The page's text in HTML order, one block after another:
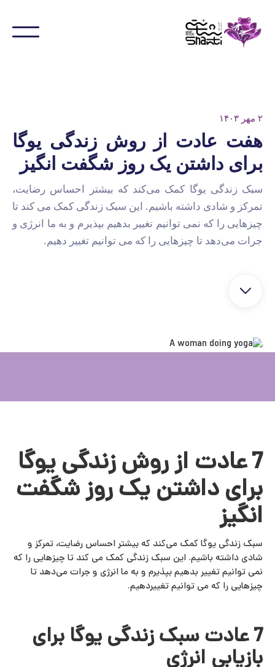
۲ مهر ۱۴۰۳
هفت عادت از روش زندگی یوگا
برای داشتن یک روز شگفت انگیز
سبک زندگی یوگا کمک می‌کند که بیشتر احساس رضایت،
تمرکز و شادی داشته باشیم. این سبک زندگی کمک می کند تا
چیزهایی را که نمی توانیم تغییر بدهیم بپذیرم و به ما انرژی و
جرات می‌دهد تا چیزهایی را که می توانیم تغییر دهیم.
7 عادت از روش زندگی یوگا
برای داشتن یک روز شگفت
انگیز
سبک زندگی یوگا کمک می‌کند که بیشتر احساس رضایت، تمرکز و
شادی داشته باشیم. این سبک زندگی کمک می کند تا چیزهایی را که
نمی توانیم تغییر بدهیم بپذیرم و به ما انرژی و جرات می‌دهد تا
چیزهایی را که می توانیم تغییردهیم.
7 عادت سبک زندگی یوگا برای
بازیابی انرژی